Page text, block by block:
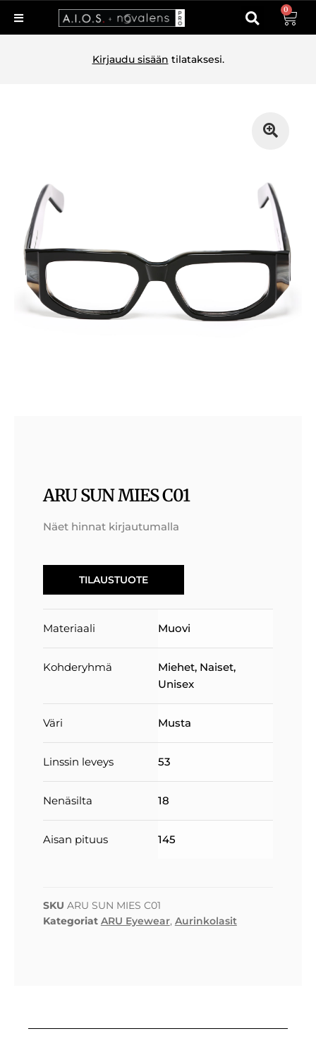
0
Kirjaudu sisään tilataksesi.
ARU SUN MIES C01
Näet hinnat kirjautumalla
TILAUSTUOTE
Materiaali Muovi
Kohderyhmä Miehet, Naiset,
Unisex
Väri Musta
Linssin leveys 53
Nenäsilta 18
Aisan pituus 145
SKU ARU SUN MIES C01
Kategoriat ARU Eyewear, Aurinkolasit